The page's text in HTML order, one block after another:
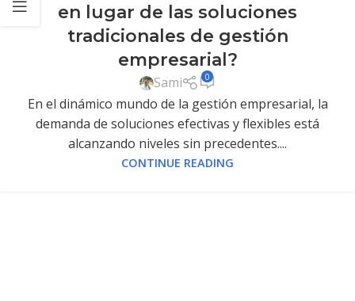
en lugar de las soluciones
tradicionales de gestión
empresarial?
Sami 0
En el dinámico mundo de la gestión empresarial, la
demanda de soluciones efectivas y flexibles está
alcanzando niveles sin precedentes....
CONTINUE READING